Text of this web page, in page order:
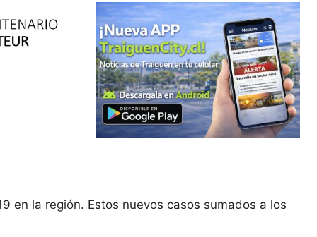
en la región. Estos nuevos casos sumados a los